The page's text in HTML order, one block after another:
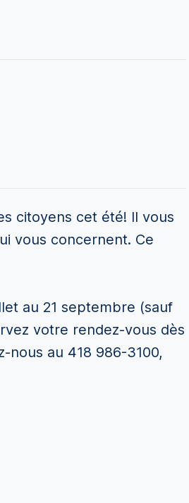
citoyens cet été! Il vous
vous concernent. Ce
au 21 septembre (sauf
votre rendez-vous dès
nous au 418 986-3100,